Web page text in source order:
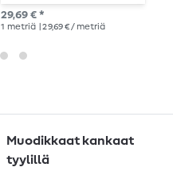
Mosaic Knit 3D
vaaleanpunainen
29,69 € *
1 metriä | 29,69 € / metriä
Muodikkaat kankaat
tyylillä